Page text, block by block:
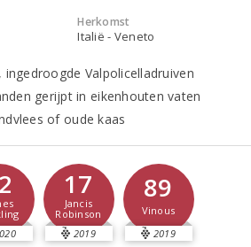
Herkomst
Italië - Veneto
Valpolicelladruiven
gerijpt in eikenhouten vaten
of oude kaas
17
Jancis
Robinson
2019
89
Vinous
2019